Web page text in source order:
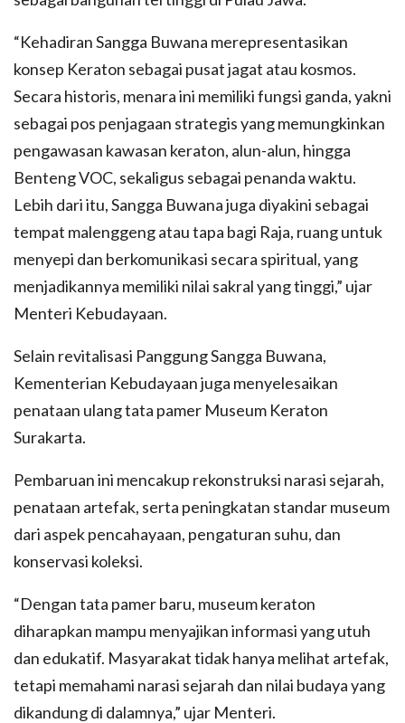
“Kehadiran Sangga Buwana merepresentasikan
konsep Keraton sebagai pusat jagat atau kosmos.
Secara historis, menara ini memiliki fungsi ganda, yakni
sebagai pos penjagaan strategis yang memungkinkan
pengawasan kawasan keraton, alun-alun, hingga
Benteng VOC, sekaligus sebagai penanda waktu.
Lebih dari itu, Sangga Buwana juga diyakini sebagai
tempat malenggeng atau tapa bagi Raja, ruang untuk
menyepi dan berkomunikasi secara spiritual, yang
menjadikannya memiliki nilai sakral yang tinggi,” ujar
Menteri Kebudayaan.
Selain revitalisasi Panggung Sangga Buwana,
Kementerian Kebudayaan juga menyelesaikan
penataan ulang tata pamer Museum Keraton
Surakarta.
Pembaruan ini mencakup rekonstruksi narasi sejarah,
penataan artefak, serta peningkatan standar museum
dari aspek pencahayaan, pengaturan suhu, dan
konservasi koleksi.
“Dengan tata pamer baru, museum keraton
diharapkan mampu menyajikan informasi yang utuh
dan edukatif. Masyarakat tidak hanya melihat artefak,
tetapi memahami narasi sejarah dan nilai budaya yang
dikandung di dalamnya,” ujar Menteri.